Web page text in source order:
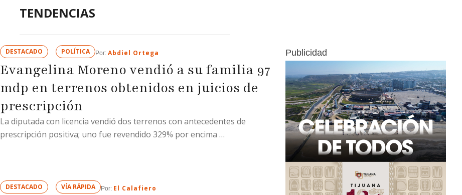
TENDENCIAS
DESTACADO POLÍTICA Por: Abdiel Ortega
Evangelina Moreno vendió a su familia 97
mdp en terrenos obtenidos en juicios de
prescripción
La diputada con licencia vendió dos terrenos con antecedentes de
prescripción positiva; uno fue revendido 329% por encima …
DESTACADO VÍA RÁPIDA Por: El Calafiero
Publicidad